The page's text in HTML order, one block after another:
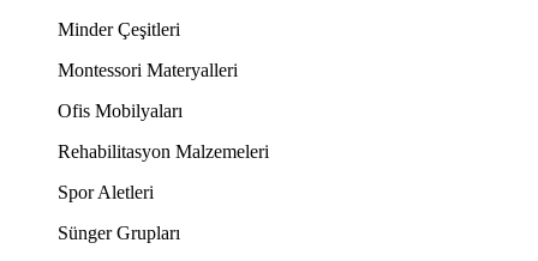
Minder Çeşitleri
Montessori Materyalleri
Ofis Mobilyaları
Rehabilitasyon Malzemeleri
Spor Aletleri
Sünger Grupları